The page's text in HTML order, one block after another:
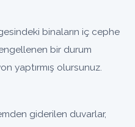
binaların iç cephe
bir durum
yaptırmış olursunuz.
giderilen duvarlar,